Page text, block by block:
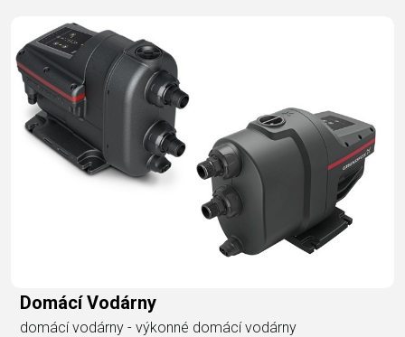
Domácí Vodárny
domácí vodárny - výkonné domácí vodárny